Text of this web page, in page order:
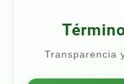
Transparencia